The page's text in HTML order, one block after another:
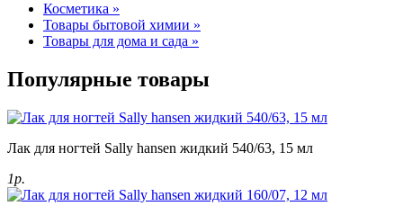
Косметика »
Товары бытовой химии »
Товары для дома и сада »
Популярные товары
Лак для ногтей Sally hansen жидкий 540/63, 15 мл
1р.